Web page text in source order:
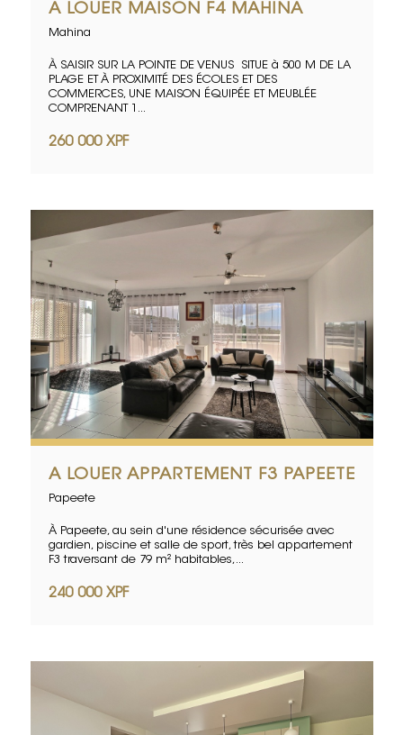
A LOUER MAISON F4 MAHINA
Mahina
À SAISIR SUR LA POINTE DE VENUS SITUE à 500 M DE LA
PLAGE ET À PROXIMITÉ DES ÉCOLES ET DES
COMMERCES, UNE MAISON ÉQUIPÉE ET MEUBLÉE
COMPRENANT 1...
260 000 XPF
A LOUER APPARTEMENT F3 PAPEETE
Papeete
À Papeete, au sein d'une résidence sécurisée avec
gardien, piscine et salle de sport, très bel appartement
F3 traversant de 79 m² habitables,...
240 000 XPF